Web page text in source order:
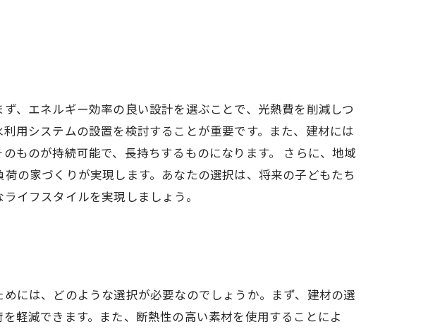
、エネルギー効率の良い設計を選ぶことで、光熱費を削減しつ
用システムの設置を検討することが重要です。また、建材には
ものが持続可能で、長持ちするものになります。 さらに、地域
の家づくりが実現します。あなたの選択は、将来の子どもたち
イフスタイルを実現しましょう。
には、どのような選択が必要なのでしょうか。まず、建材の選
軽減できます。また、断熱性の高い素材を使用することによ